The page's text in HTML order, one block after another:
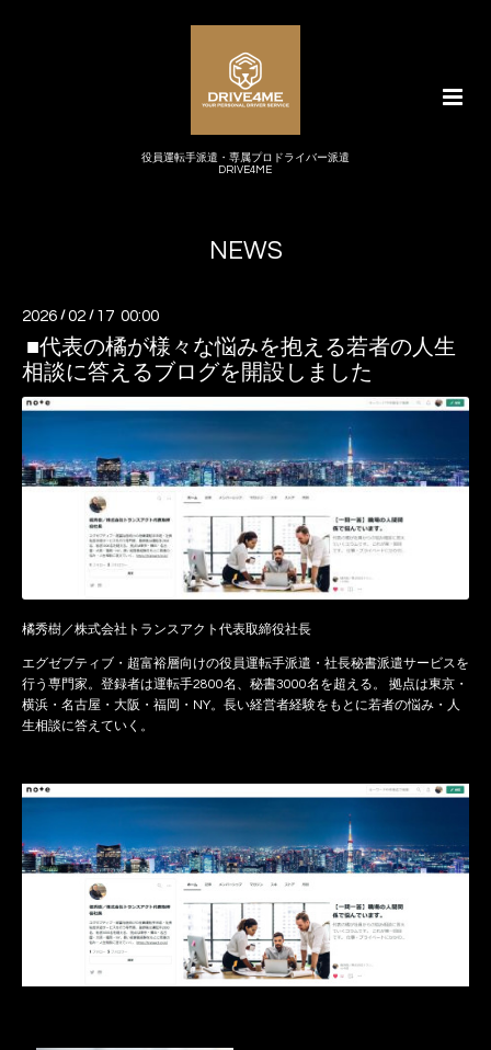
役員運転手派遣・専属プロドライバー派遣
DRIVE4ME
NEWS
2026 /02 / 17 00:00
■代表の橘が様々な悩みを抱える若者の人生
相談に答えるブログを開設しました
橘秀樹／株式会社トランスアクト代表取締役社長
エグゼブティブ・超富裕層向けの役員運転手派遣・社長秘書派遣サービスを
行う専門家。登録者は運転手2800名、秘書3000名を超える。 拠点は東京・
横浜・名古屋・大阪・福岡・NY。長い経営者経験をもとに若者の悩み・人
生相談に答えていく。